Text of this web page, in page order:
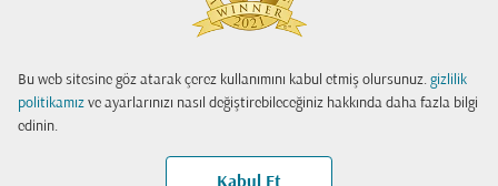
Bu web sitesine göz atarak çerez kullanımını kabul etmiş olursunuz. gizlilik
politikamız ve ayarlarınızı nasıl değiştirebileceğiniz hakkında daha fazla bilgi
edinin.
Kabul Et